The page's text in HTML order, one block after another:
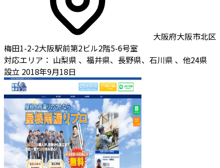
大阪府大阪市北区
梅田1-2-2大阪駅前第2ビル2階5-6号室
対応エリア： 山梨県 、福井県、長野県、石川県 、他24県
設立 2018年9月18日